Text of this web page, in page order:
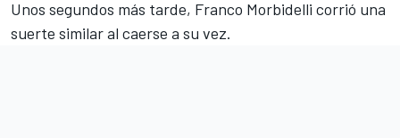
Unos segundos más tarde, Franco Morbidelli corrió una
suerte similar al caerse a su vez.